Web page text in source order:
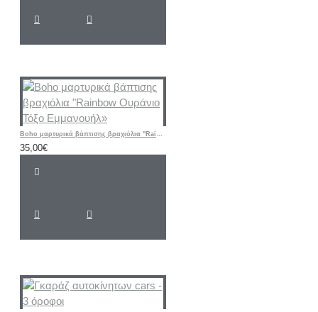
Boho μαρτυρικά βάπτισης βραχιόλια "Rainbow Ουράνιο Τόξο Εμμανουήλ»
35,00€